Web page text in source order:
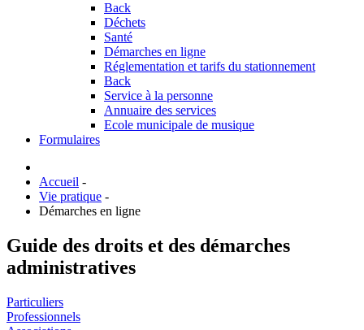
Back
Déchets
Santé
Démarches en ligne
Réglementation et tarifs du stationnement
Back
Service à la personne
Annuaire des services
Ecole municipale de musique
Formulaires
Accueil -
Vie pratique -
Démarches en ligne
Guide des droits et des démarches
administratives
Particuliers
Professionnels